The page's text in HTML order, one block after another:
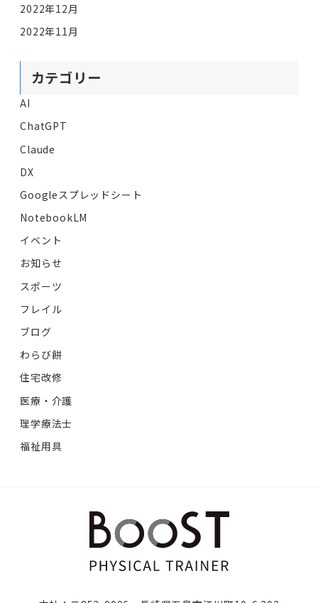
2022年12月
2022年11月
カテゴリー
AI
ChatGPT
Claude
DX
Googleスプレッドシート
NotebookLM
イベント
お知らせ
スポーツ
フレイル
ブログ
わらび餅
住宅改修
医療・介護
理学療法士
福祉用具